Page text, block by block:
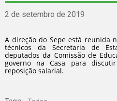
2 de setembro de 2019
A direção do Sepe está reunida
técnicos da Secretaria de
deputados da Comissão de
governo na Casa para
reposição salarial.